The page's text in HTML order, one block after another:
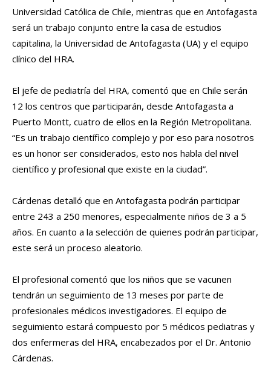
Universidad Católica de Chile, mientras que en Antofagasta
será un trabajo conjunto entre la casa de estudios
capitalina, la Universidad de Antofagasta (UA) y el equipo
clínico del HRA.
El jefe de pediatría del HRA, comentó que en Chile serán
12 los centros que participarán, desde Antofagasta a
Puerto Montt, cuatro de ellos en la Región Metropolitana.
“Es un trabajo científico complejo y por eso para nosotros
es un honor ser considerados, esto nos habla del nivel
científico y profesional que existe en la ciudad”.
Cárdenas detalló que en Antofagasta podrán participar
entre 243 a 250 menores, especialmente niños de 3 a 5
años. En cuanto a la selección de quienes podrán participar,
este será un proceso aleatorio.
El profesional comentó que los niños que se vacunen
tendrán un seguimiento de 13 meses por parte de
profesionales médicos investigadores. El equipo de
seguimiento estará compuesto por 5 médicos pediatras y
dos enfermeras del HRA, encabezados por el Dr. Antonio
Cárdenas.